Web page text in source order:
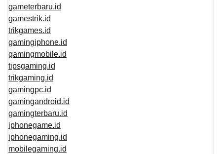
gameterbaru.id
gamestrik.id
trikgames.id
gamingiphone.id
gamingmobile.id
tipsgaming.id
trikgaming.id
gamingpc.id
gamingandroid.id
gamingterbaru.id
iphonegame.id
iphonegaming.id
mobilegaming.id